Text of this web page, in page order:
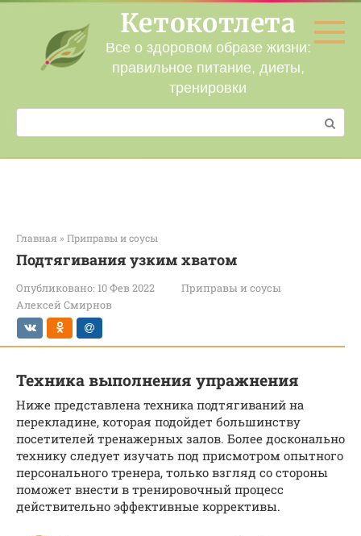
Перейти
контенту
Кетокотлета
Все о здоровом образе жизни:
правильное питание, диеты,
тренировки
Поиск:
Главная » Приправы и соусы
Подтягивания узким хватом
Опубликовано: 10 Фев 2022
Приправы и соусы
Алексей Смирнов
Техника выполнения упражнения
Ниже представлена техника подтягиваний на
перекладине, которая подойдет большинству
посетителей тренажерных залов. Более досконально
технику следует изучать под присмотром опытного
персонального тренера, только взгляд со стороны
поможет внести в тренировочный процесс
действительно эффективные коррективы.